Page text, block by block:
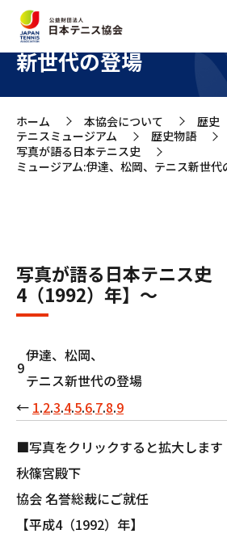
ミュージアム:伊達、
新世代の登場
ホーム >
本協会について >
歴史
テニスミュージアム
>
歴史物語
写真が語る日本テニス史
ミュージアム:伊達、松岡、テニス新世代
写真が語る日本テニス
4（1992）年】～
9
伊達、松岡、
テニス新世代の登場
← 1.2.3.4.5.6.7.8.9
■写真をクリックすると拡大します
秋篠宮殿下
協会 名誉総裁にご就任
【平成4（1992）年】